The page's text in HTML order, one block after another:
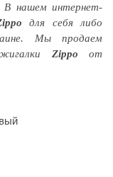
В нашем интернет-
для себя либо
Мы продаем
Zippo от